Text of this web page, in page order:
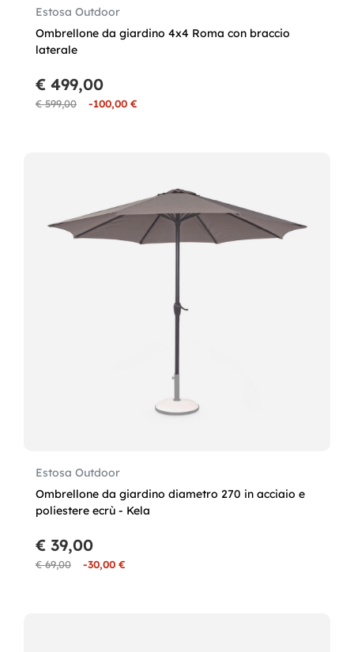
Estosa Outdoor
Ombrellone da giardino 4x4 Roma con braccio
laterale
€ 599,00 -100,00 €
€ 499,00
Estosa Outdoor
Ombrellone da giardino diametro 270 in acciaio e
poliestere ecrù - Kela
€ 69,00 -30,00 €
€ 39,00